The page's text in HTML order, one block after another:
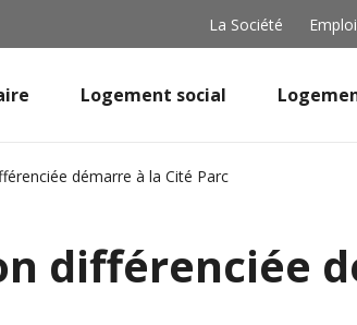
La Société
Logement social
démarre à la Cité Parc
différenciée